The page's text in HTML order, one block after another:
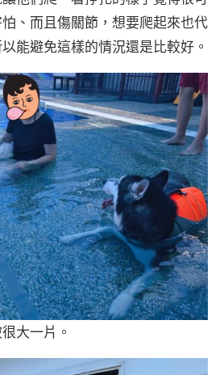
、而且傷關節，想要爬起來也代
能避免這樣的情況還是比較好。
大一片。